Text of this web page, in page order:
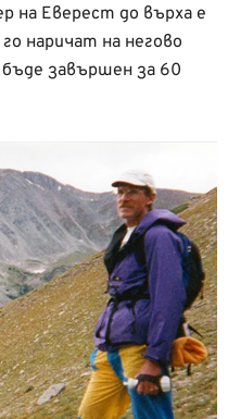
на Еверест до върха е
наричат на негово
завършен за 60